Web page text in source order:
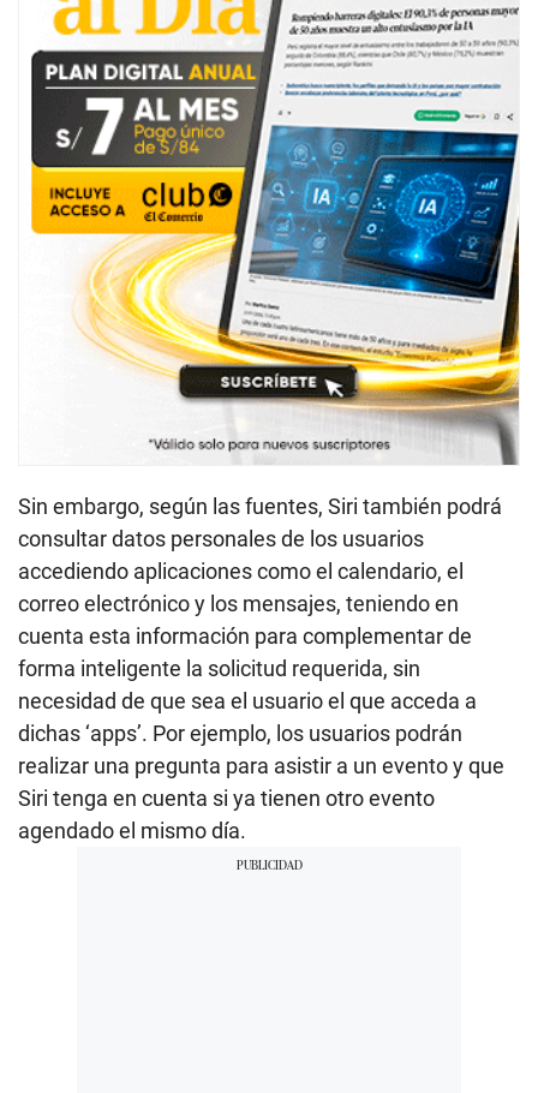
Sin embargo, según las fuentes, Siri también podrá
consultar datos personales de los usuarios
accediendo aplicaciones como el calendario, el
correo electrónico y los mensajes, teniendo en
cuenta esta información para complementar de
forma inteligente la solicitud requerida, sin
necesidad de que sea el usuario el que acceda a
dichas ‘apps’. Por ejemplo, los usuarios podrán
realizar una pregunta para asistir a un evento y que
Siri tenga en cuenta si ya tienen otro evento
agendado el mismo día.